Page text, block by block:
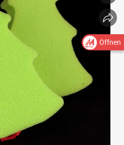
Öffnen